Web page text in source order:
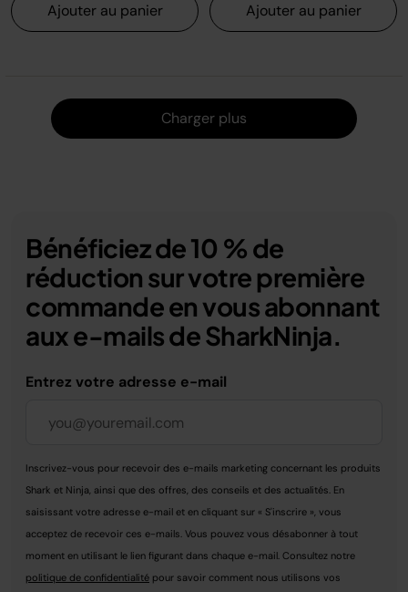
Ajouter au panier Ajouter au panier
Charger plus
Bénéficiez de 10 % de
réduction sur votre première
commande en vous abonnant
aux e-mails de SharkNinja.
Entrez votre adresse e-mail
Inscrivez-vous pour recevoir des e-mails marketing concernant les produits
Shark et Ninja, ainsi que des offres, des conseils et des actualités. En
saisissant votre adresse e-mail et en cliquant sur « S'inscrire », vous
acceptez de recevoir ces e-mails. Vous pouvez vous désabonner à tout
moment en utilisant le lien figurant dans chaque e-mail. Consultez notre
politique de confidentialité pour savoir comment nous utilisons vos